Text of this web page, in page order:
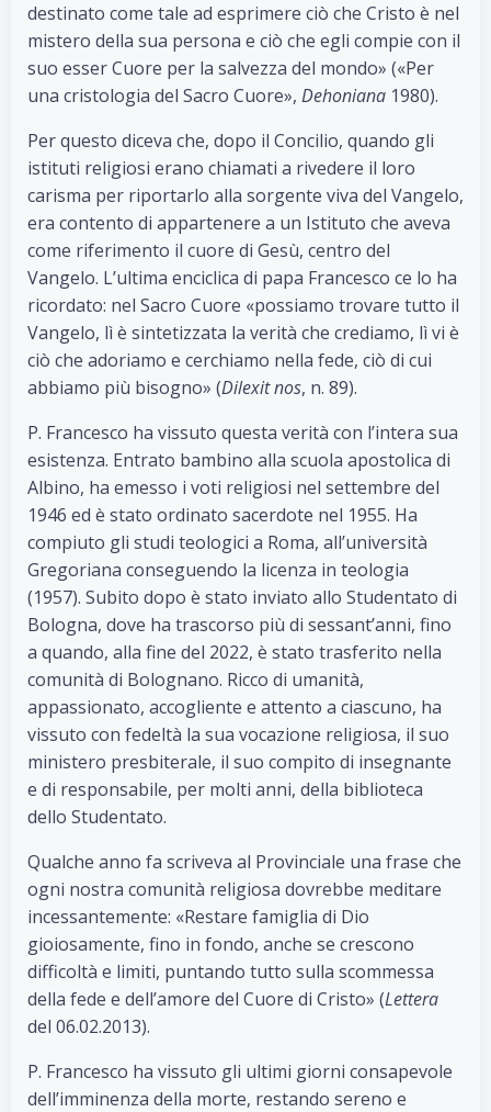
destinato come tale ad esprimere ciò che Cristo è nel
mistero della sua persona e ciò che egli compie con il
suo esser Cuore per la salvezza del mondo» («Per
una cristologia del Sacro Cuore», Dehoniana 1980).
Per questo diceva che, dopo il Concilio, quando gli
istituti religiosi erano chiamati a rivedere il loro
carisma per riportarlo alla sorgente viva del Vangelo,
era contento di appartenere a un Istituto che aveva
come riferimento il cuore di Gesù, centro del
Vangelo. L’ultima enciclica di papa Francesco ce lo ha
ricordato: nel Sacro Cuore «possiamo trovare tutto il
Vangelo, lì è sintetizzata la verità che crediamo, lì vi è
ciò che adoriamo e cerchiamo nella fede, ciò di cui
abbiamo più bisogno» (Dilexit nos, n. 89).
P. Francesco ha vissuto questa verità con l’intera sua
esistenza. Entrato bambino alla scuola apostolica di
Albino, ha emesso i voti religiosi nel settembre del
1946 ed è stato ordinato sacerdote nel 1955. Ha
compiuto gli studi teologici a Roma, all’università
Gregoriana conseguendo la licenza in teologia
(1957). Subito dopo è stato inviato allo Studentato di
Bologna, dove ha trascorso più di sessant’anni, fino
a quando, alla fine del 2022, è stato trasferito nella
comunità di Bolognano. Ricco di umanità,
appassionato, accogliente e attento a ciascuno, ha
vissuto con fedeltà la sua vocazione religiosa, il suo
ministero presbiterale, il suo compito di insegnante
e di responsabile, per molti anni, della biblioteca
dello Studentato.
Qualche anno fa scriveva al Provinciale una frase che
ogni nostra comunità religiosa dovrebbe meditare
incessantemente: «Restare famiglia di Dio
gioiosamente, fino in fondo, anche se crescono
difficoltà e limiti, puntando tutto sulla scommessa
della fede e dell’amore del Cuore di Cristo» (Lettera
del 06.02.2013).
P. Francesco ha vissuto gli ultimi giorni consapevole
dell’imminenza della morte, restando sereno e